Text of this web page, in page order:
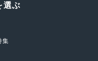
選ぶ
集